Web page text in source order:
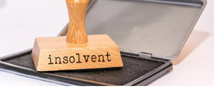
Untermenü
Untermenü